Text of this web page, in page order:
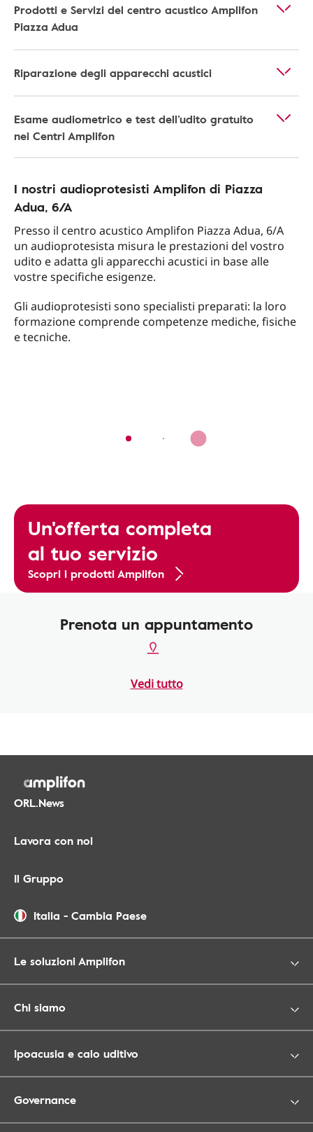
Prodotti e Servizi del centro acustico Amplifon
Piazza Adua
Riparazione degli apparecchi acustici
Esame audiometrico e test dell’udito gratuito
nei Centri Amplifon
I nostri audioprotesisti Amplifon di Piazza
Adua, 6/A
Presso il centro acustico Amplifon Piazza Adua, 6/A
un audioprotesista misura le prestazioni del vostro
udito e adatta gli apparecchi acustici in base alle
vostre specifiche esigenze.
Gli audioprotesisti sono specialisti preparati: la loro
formazione comprende competenze mediche, fisiche
e tecniche.
Un'offerta completa
al tuo servizio
Scopri i prodotti Amplifon
Prenota un appuntamento
Vedi tutto
ORL.News
Lavora con noi
Il Gruppo
Italia - Cambia Paese
Le soluzioni Amplifon
Chi siamo
Ipoacusia e calo uditivo
Governance